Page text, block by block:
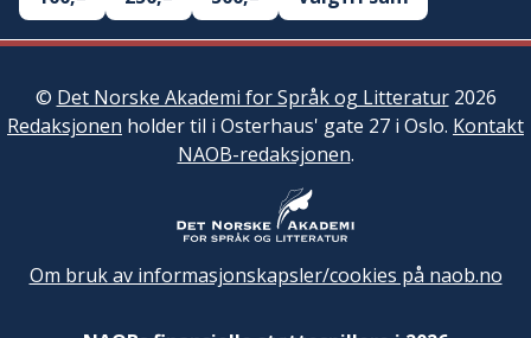
© Det Norske Akademi for Språk og Litteratur2026
Redaksjonen holder til i Osterhaus' gate 27 i Oslo. Kontakt
NAOB-redaksjonen.
Om bruk av informasjonskapsler/cookies på naob.no